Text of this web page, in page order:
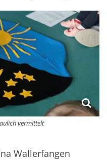
vermittelt
Wallerfangen